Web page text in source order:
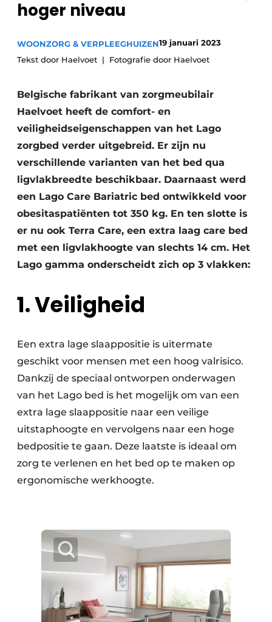
Podcasts
Vacature aanmelden
Video’s
Privéklinieken
Laboratoria
hoger niveau
WOONZORG & VERPLEEGHUIZEN19 januari 2023
Tekst door Haelvoet
Fotografie door Haelvoet
Belgische fabrikant van zorgmeubilair
Haelvoet heeft de comfort- en
veiligheidseigenschappen van het Lago
zorgbed verder uitgebreid. Er zijn nu
verschillende varianten van het bed qua
ligvlakbreedte beschikbaar. Daarnaast werd
een Lago Care Bariatric bed ontwikkeld voor
obesitaspatiënten tot 350 kg. En ten slotte is
er nu ook Terra Care, een extra laag care bed
met een ligvlakhoogte van slechts 14 cm. Het
Lago gamma onderscheidt zich op 3 vlakken:
1. Veiligheid
Een extra lage slaappositie is uitermate
geschikt voor mensen met een hoog valrisico.
Dankzij de speciaal ontworpen onderwagen
van het Lago bed is het mogelijk om van een
extra lage slaappositie naar een veilige
uitstaphoogte en vervolgens naar een hoge
bedpositie te gaan. Deze laatste is ideaal om
zorg te verlenen en het bed op te maken op
ergonomische werkhoogte.